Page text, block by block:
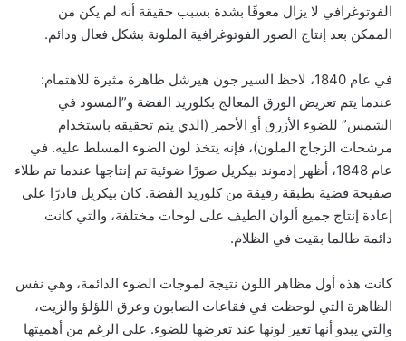
الفوتوغرافي لا يزال معوقًا بشدة بسبب حقيقة أنه لم يكن من
الممكن بعد إنتاج الصور الفوتوغرافية الملونة بشكل فعال ودائم.
في عام 1840، لاحظ السير جون هيرشل ظاهرة مثيرة للاهتمام:
عندما يتم تعريض الورق المعالج بكلوريد الفضة و”المسود في
الشمس” للضوء الأزرق أو الأحمر (الذي يتم تحقيقه باستخدام
مرشحات الزجاج الملون)، فإنه يتخذ لون الضوء المسلط عليه. في
عام 1848، أظهر إدموند بيكريل صورًا ضوئية تم إنتاجها عندما تم طلاء
صفيحة فضية بطبقة رقيقة من كلوريد الفضة. كان بيكريل قادرًا على
إعادة إنتاج جميع ألوان الطيف على لوحات مختلفة، والتي كانت
دائمة طالما بقيت في الظلام.
كانت هذه أول مظاهر اللون نتيجة لموجات الضوء الدائمة، وهي نفس
الظاهرة التي لوحظت في فقاعات الصابون وعرق اللؤلؤ والزيت،
والتي يبدو أنها تغير لونها عند تعرضها للضوء. على الرغم من أهميتها